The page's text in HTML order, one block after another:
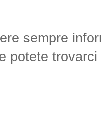
sempre
potete